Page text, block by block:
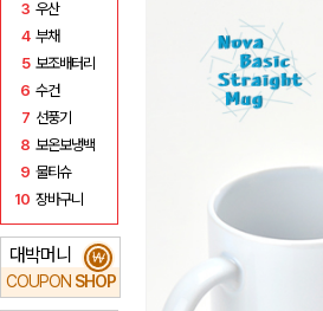
3 우산
4 부채
5 보조배터리
6 수건
7 선풍기
8 보온보냉백
9 물티슈
10 장바구니
대박머니
COUPON SHOP
₩